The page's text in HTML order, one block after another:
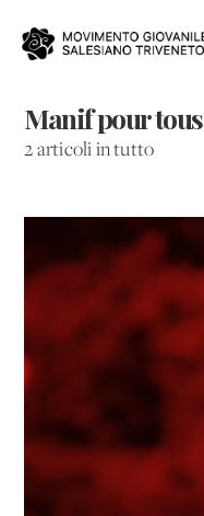
Manif pour tous
2 articoli in tutto